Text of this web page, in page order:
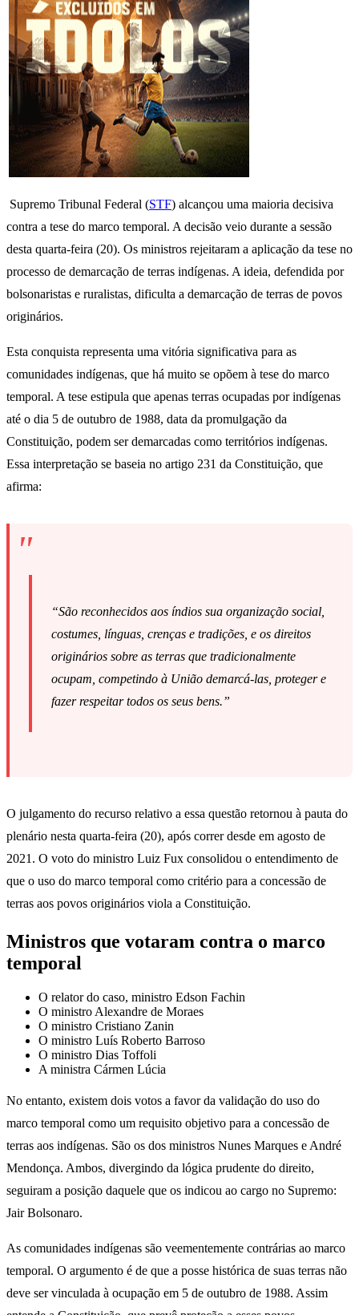
Supremo Tribunal Federal (STF) alcançou uma maioria decisiva
contra a tese do marco temporal. A decisão veio durante a sessão
desta quarta-feira (20). Os ministros rejeitaram a aplicação da tese no
processo de demarcação de terras indígenas. A ideia, defendida por
bolsonaristas e ruralistas, dificulta a demarcação de terras de povos
originários.
Esta conquista representa uma vitória significativa para as
comunidades indígenas, que há muito se opõem à tese do marco
temporal. A tese estipula que apenas terras ocupadas por indígenas
até o dia 5 de outubro de 1988, data da promulgação da
Constituição, podem ser demarcadas como territórios indígenas.
Essa interpretação se baseia no artigo 231 da Constituição, que
afirma:
“São reconhecidos aos índios sua organização social,
costumes, línguas, crenças e tradições, e os direitos
originários sobre as terras que tradicionalmente
ocupam, competindo à União demarcá-las, proteger e
fazer respeitar todos os seus bens.”
O julgamento do recurso relativo a essa questão retornou à pauta do
plenário nesta quarta-feira (20), após correr desde em agosto de
2021. O voto do ministro Luiz Fux consolidou o entendimento de
que o uso do marco temporal como critério para a concessão de
terras aos povos originários viola a Constituição.
Ministros que votaram contra o marco
temporal
O relator do caso, ministro Edson Fachin
O ministro Alexandre de Moraes
O ministro Cristiano Zanin
O ministro Luís Roberto Barroso
O ministro Dias Toffoli
A ministra Cármen Lúcia
No entanto, existem dois votos a favor da validação do uso do
marco temporal como um requisito objetivo para a concessão de
terras aos indígenas. São os dos ministros Nunes Marques e André
Mendonça. Ambos, divergindo da lógica prudente do direito,
seguiram a posição daquele que os indicou ao cargo no Supremo:
Jair Bolsonaro.
As comunidades indígenas são veementemente contrárias ao marco
temporal. O argumento é de que a posse histórica de suas terras não
deve ser vinculada à ocupação em 5 de outubro de 1988. Assim